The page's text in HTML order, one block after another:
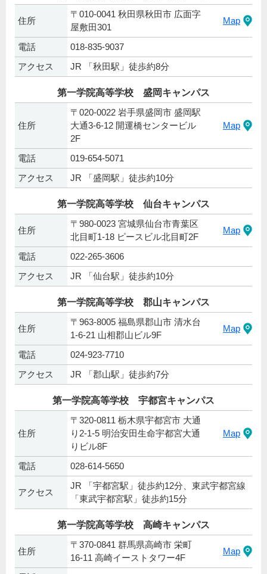
住所
〒010-0041 秋田県秋田市 広面字
屋敷田301
Map
電話
018-835-9037
アクセス
JR 「秋田駅」徒歩約8分
第一学院高等学校 盛岡キャンパス
住所
〒020-0022 岩手県盛岡市 盛岡駅
大通3-6-12 開運橋センタービル
2F
Map
電話
019-654-5071
アクセス
JR 「盛岡駅」徒歩約10分
第一学院高等学校 仙台キャンパス
住所
〒980-0023 宮城県仙台市青葉区
北目町1-18 ピースビル北目町2F
Map
電話
022-265-3606
アクセス
JR 「仙台駅」徒歩約10分
第一学院高等学校 郡山キャンパス
住所
〒963-8005 福島県郡山市 清水台
1-6-21 山相郡山ビル9F
Map
電話
024-923-7710
アクセス
JR 「郡山駅」徒歩約7分
第一学院高等学校 宇都宮キャンパス
住所
〒320-0811 栃木県宇都宮市 大通
り2-1-5 明治安田生命宇都宮大通
りビル8F
Map
電話 028-614-5650
アクセス
JR 「宇都宮駅」徒歩約12分、東武宇都宮線
「東武宇都宮駅」徒歩約15分
第一学院高等学校 高崎キャンパス
住所
〒370-0841 群馬県高崎市 栄町
16-11 高崎イーストタワー4F
Map